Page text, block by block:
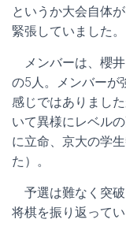
というか大会自体
緊張していました。
メンバーは、櫻井
の5人。メンバーが
感じではありまし
いて異様にレベル
に立命、京大の学
た）。
予選は難なく突
将棋を振り返って